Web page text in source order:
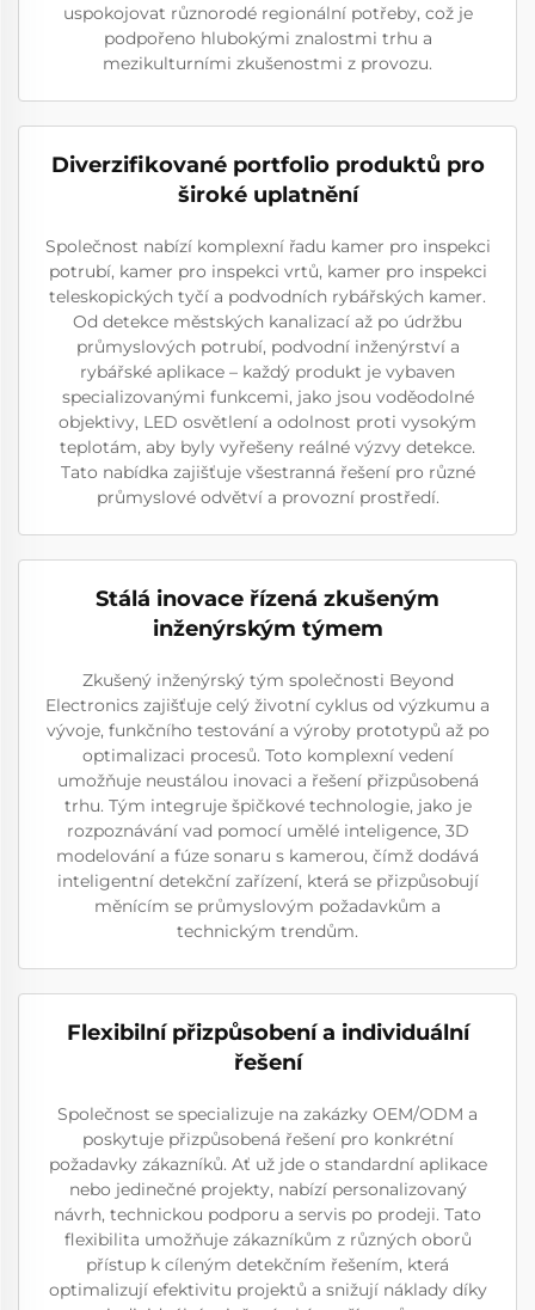
uspokojovat různorodé regionální potřeby, což je
podpořeno hlubokými znalostmi trhu a
mezikulturními zkušenostmi z provozu.
Diverzifikované portfolio produktů pro
široké uplatnění
Společnost nabízí komplexní řadu kamer pro inspekci
potrubí, kamer pro inspekci vrtů, kamer pro inspekci
teleskopických tyčí a podvodních rybářských kamer.
Od detekce městských kanalizací až po údržbu
průmyslových potrubí, podvodní inženýrství a
rybářské aplikace – každý produkt je vybaven
specializovanými funkcemi, jako jsou voděodolné
objektivy, LED osvětlení a odolnost proti vysokým
teplotám, aby byly vyřešeny reálné výzvy detekce.
Tato nabídka zajišťuje všestranná řešení pro různé
průmyslové odvětví a provozní prostředí.
Stálá inovace řízená zkušeným
inženýrským týmem
Zkušený inženýrský tým společnosti Beyond
Electronics zajišťuje celý životní cyklus od výzkumu a
vývoje, funkčního testování a výroby prototypů až po
optimalizaci procesů. Toto komplexní vedení
umožňuje neustálou inovaci a řešení přizpůsobená
trhu. Tým integruje špičkové technologie, jako je
rozpoznávání vad pomocí umělé inteligence, 3D
modelování a fúze sonaru s kamerou, čímž dodává
inteligentní detekční zařízení, která se přizpůsobují
měnícím se průmyslovým požadavkům a
technickým trendům.
Flexibilní přizpůsobení a individuální
řešení
Společnost se specializuje na zakázky OEM/ODM a
poskytuje přizpůsobená řešení pro konkrétní
požadavky zákazníků. Ať už jde o standardní aplikace
nebo jedinečné projekty, nabízí personalizovaný
návrh, technickou podporu a servis po prodeji. Tato
flexibilita umožňuje zákazníkům z různých oborů
přístup k cíleným detekčním řešením, která
optimalizují efektivitu projektů a snižují náklady díky